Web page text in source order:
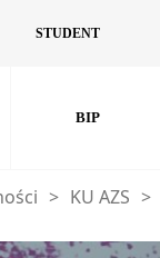
STUDENT
BIP
> KU AZS >